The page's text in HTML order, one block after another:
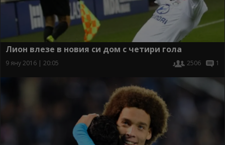
Лион влезе в новия си дом с четири гола
9 яну 2016 | 20:05 2506 1